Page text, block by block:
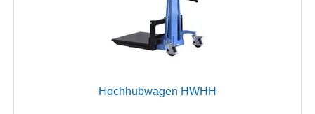
Hochhubwagen HWHH